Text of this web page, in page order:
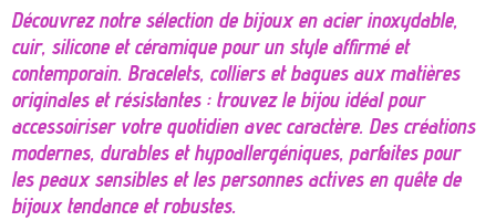
Découvrez notre sélection de bijoux en acier inoxydable,
cuir, silicone et céramique pour un style affirmé et
contemporain. Bracelets, colliers et bagues aux matières
originales et résistantes : trouvez le bijou idéal pour
accessoiriser votre quotidien avec caractère. Des créations
modernes, durables et hypoallergéniques, parfaites pour
les peaux sensibles et les personnes actives en quête de
bijoux tendance et robustes.